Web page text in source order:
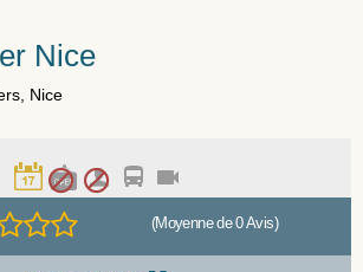
Nice
Nice
(Moyenne de 0 Avis)